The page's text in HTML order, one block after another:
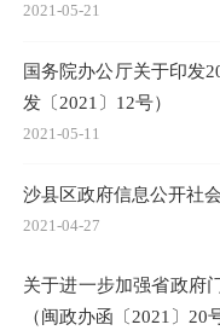
2021-05-21
国务院办公厅关于印发
发〔2021〕12号）
2021-05-11
沙县区政府信息公开社
2021-04-27
关于进一步加强省政府
（闽政办函〔2021〕20